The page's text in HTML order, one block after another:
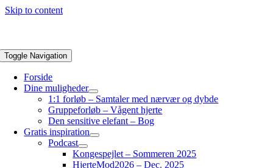
Skip to content
Toggle Navigation
Forside
Dine muligheder
1:1 forløb – Samtaler med nærvær og dybde
Gruppeforløb – Vågent hjerte
Den sensitive elefant – Bog
Gratis inspiration
Podcast
Kongespejlet – Sommeren 2025
HjerteMod2026 – Dec. 2025